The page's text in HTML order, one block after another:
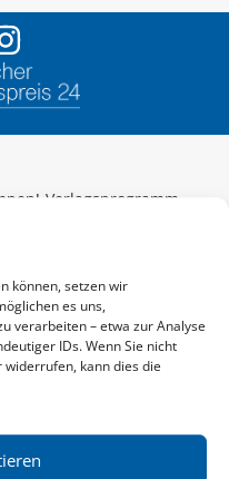
können, setzen wir
es uns,
verarbeiten – etwa zur Analyse
IDs. Wenn Sie nicht
kann dies die
Verlagsprogramm.
– einfach direkt online
im zu Klampen!